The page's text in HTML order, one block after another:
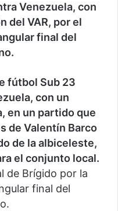
Venezuela, con
del VAR, por el
final del
fútbol Sub 23
con un
en un partido que
de Valentín Barco
de la albiceleste,
el conjunto local.
de Brígido por la
final del